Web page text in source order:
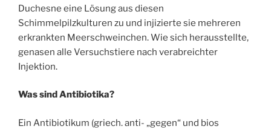
Duchesne eine Lösung aus diesen
Schimmelpilzkulturen zu und injizierte sie mehreren
erkrankten Meerschweinchen. Wie sich herausstellte,
genasen alle Versuchstiere nach verabreichter
Injektion.
Was sind Antibiotika?
Ein Antibiotikum (griech. anti- „gegen“ und bios